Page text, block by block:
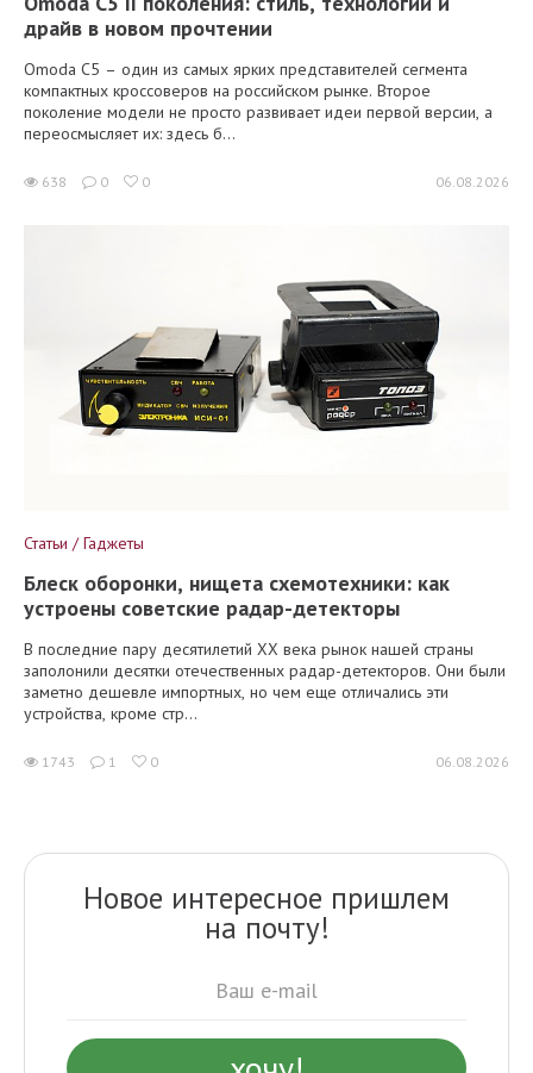
драйв в новом прочтении
Omoda C5 – один из самых ярких представителей сегмента
компактных кроссоверов на российском рынке. Второе
поколение модели не просто развивает идеи первой версии, а
переосмысляет их: здесь б...
638 0 0 06.08.2026
Статьи / Гаджеты
Блеск оборонки, нищета схемотехники: как
устроены советские радар-детекторы
В последние пару десятилетий XX века рынок нашей страны
заполонили десятки отечественных радар-детекторов. Они были
заметно дешевле импортных, но чем еще отличались эти
устройства, кроме стр...
1743 1 0 06.08.2026
Новое интересное пришлем
на почту!